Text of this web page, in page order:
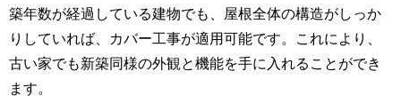
築年数が経過している建物でも、屋根全体の構造がしっか
りしていれば、カバー工事が適用可能です。これにより、
古い家でも新築同様の外観と機能を手に入れることができ
ます。